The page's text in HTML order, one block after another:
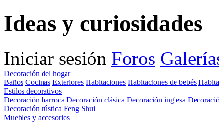
Ideas y curiosidades
Iniciar sesión Foros
Decoración del hogar
Baños Cocinas Exteriores Habitaciones Habitaciones de bebés
Estilos decorativos
Decoración barroca Decoración clásica Decoración inglesa
Decoración rústica Feng Shui
Muebles y accesorios